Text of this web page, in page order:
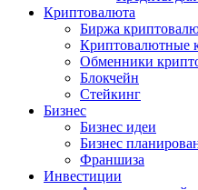
Криптовалюта
Биржа
Криптовалютные
Обменники
Блокчейн
Стейкинг
Бизнес
Бизнес идеи
Бизнес
Франшиза
Инвестиции